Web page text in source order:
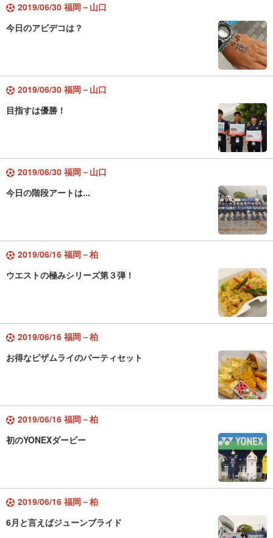
2019/06/30 福岡－山口
今日のアビデコは？
2019/06/30 福岡－山口
目指すは優勝！
2019/06/30 福岡－山口
今日の階段アートは...
2019/06/16 福岡－柏
ウエストの極みシリーズ第３弾！
2019/06/16 福岡－柏
お得なピザムライのパーティセット
2019/06/16 福岡－柏
初のYONEXダービー
2019/06/16 福岡－柏
6月と言えばジューンブライド